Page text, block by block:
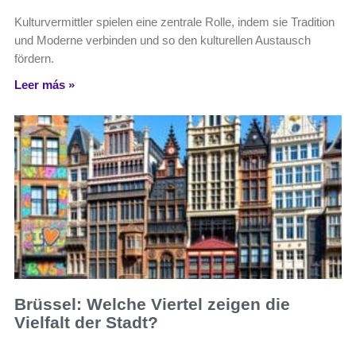
Kulturvermittler spielen eine zentrale Rolle, indem sie Tradition
und Moderne verbinden und so den kulturellen Austausch
fördern.
Leer más »
Brüssel: Welche Viertel zeigen die
Vielfalt der Stadt?